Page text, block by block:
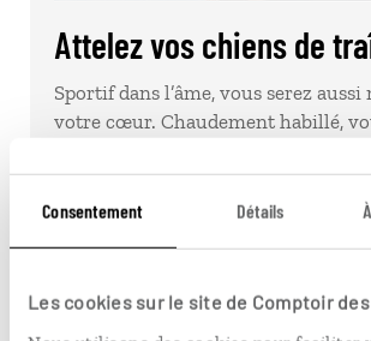
Consentement Détails
Les cookies sur le site de Comptoir des
Attelez vos chiens de
Sportif dans l’âme, vous serez
votre cœur. Chaudement habillé,
de…